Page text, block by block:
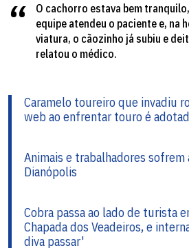
O cachorro estava bem
equipe atendeu o paciente e, na
viatura, o cãozinho já subiu e
relatou o médico.
Caramelo toureiro que invadiu
web ao enfrentar touro é
Animais e trabalhadores
Dianópolis
Cobra passa ao lado de turista
Chapada dos Veadeiros, e
diva passar'